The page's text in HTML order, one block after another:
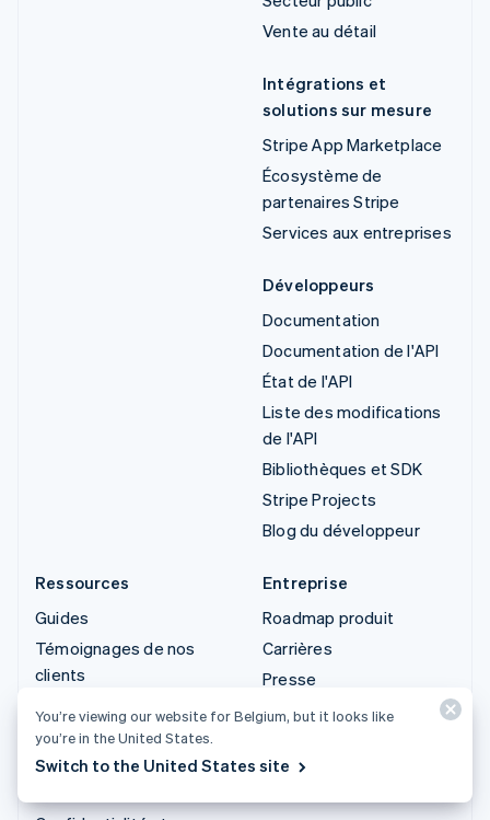
Vente au détail
Intégrations et
solutions sur mesure
Stripe App Marketplace
Écosystème de
partenaires Stripe
Services aux entreprises
Développeurs
Documentation
Documentation de l'API
État de l'API
Liste des modifications
de l'API
Bibliothèques et SDK
Stripe Projects
Blog du développeur
Ressources
Guides
Témoignages de nos
clients
Communauté
Sessions : conférence
Entreprise
Roadmap produit
Carrières
Presse
Stripe Press
You’re viewing our website for Belgium, but it looks like
you’re in the United States.
Switch to the United States site